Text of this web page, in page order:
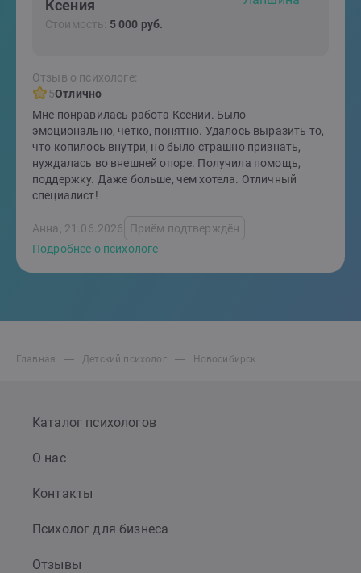
Ксения
Стоимость: 5 000 руб.
Отзыв о психологе:
5Отлично
Мне понравилась работа Ксении. Было
эмоционально, четко, понятно. Удалось выразить то,
что копилось внутри, но было страшно признать,
нуждалась во внешней опоре. Получила помощь,
поддержку. Даже больше, чем хотела. Отличный
специалист!
Анна, 21.06.2026
Приём подтверждён
Подробнее о психологе
Главная Детский психолог Новосибирск
Каталог психологов
О нас
Контакты
Психолог для бизнеса
Отзывы